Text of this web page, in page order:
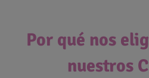
Por qué nos
nuestros